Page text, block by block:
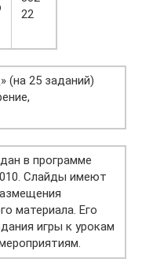
22
(на 25 заданий)
в программе
Слайды имеют
материала. Его
игры к урокам